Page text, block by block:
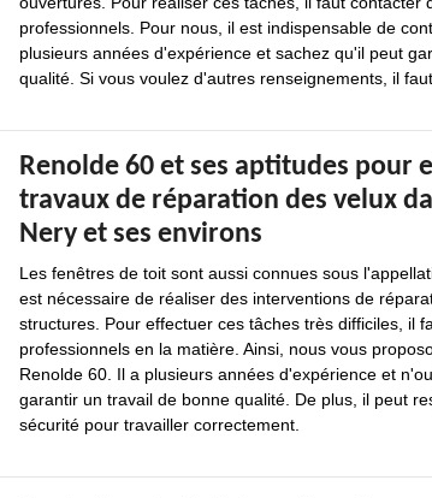
professionnels. Pour nous, il est indispensable de
plusieurs années d'expérience et sachez qu'il peut
qualité. Si vous voulez d'autres renseignements, il
Renolde 60 et ses aptitudes pour
travaux de réparation des velux
Nery et ses environs
Les fenêtres de toit sont aussi connues sous
est nécessaire de réaliser des interventions de
structures. Pour effectuer ces tâches très difficiles, il
professionnels en la matière. Ainsi, nous vous
Renolde 60. Il a plusieurs années d'expérience et
garantir un travail de bonne qualité. De plus, il peut
sécurité pour travailler correctement.